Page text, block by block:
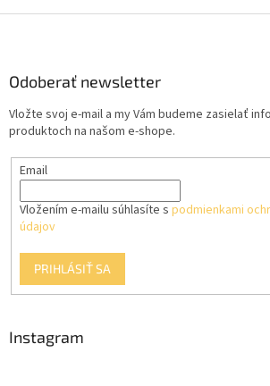
r
v
y
p
v
Odoberať newsletter
Vložte svoj e-mail a my Vám budeme zasielať
produktoch na našom e-shope.
Email
Vložením e-mailu súhlasíte s podmienkami
údajov
PRIHLÁSIŤ SA
Instagram